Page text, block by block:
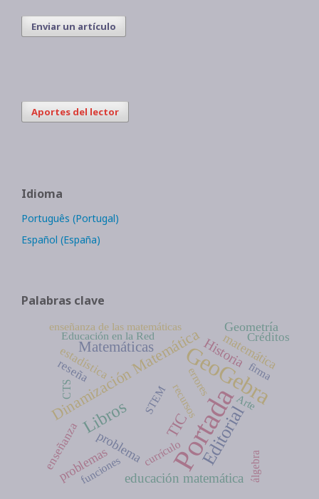
Enviar un artículo
Aportes del lector
Idioma
Português (Portugal)
Español (España)
Palabras clave
Portada
GeoGebra
Editorial
Libros TIC
Dinamización Matemática
Matemáticas
educación matemática
Historia
matemática
problema
Geometría
problemas
estadística
reseña
Créditos
enseñanza
enseñanza de las matemáticas
STEM
Educación en la Red
álgebra
errores firma
Arte
currículo
recursos
funciones
CTS